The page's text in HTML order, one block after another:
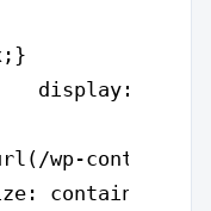
display:
wp-content/
contain;